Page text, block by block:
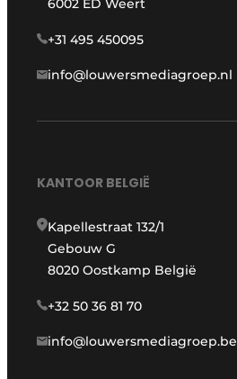
6002 ED Weert
+31 495 450095
info@louwersmediagroep.nl
KANTOOR BELGIË
Kapellestraat 132/1
Gebouw G
8020 Oostkamp België
+32 50 36 81 70
info@louwersmediagroep.be